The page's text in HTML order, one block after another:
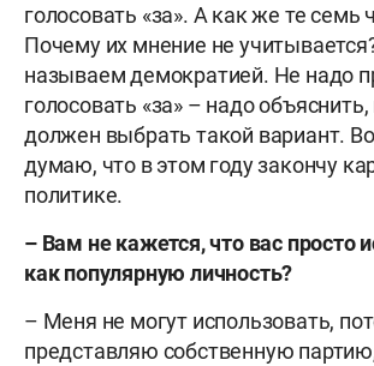
голосовать «за». А как же те семь
Почему их мнение не
называем демократией. Не надо
голосовать «за» – надо
должен выбрать такой вариант.
думаю, что в этом году закончу
политике.
– Вам не кажется, что вас просто
как популярную личность?
– Меня не могут использовать,
представляю собственную